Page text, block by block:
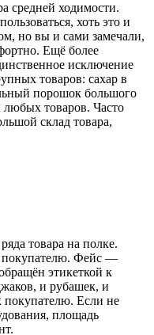
средней ходимости.
хоть это и
но вы и сами замечали,
Ещё более
исключение
товаров: сахар в
порошок большого
товаров. Часто
склад товара,
товара на полке.
покупателю. Фейс —
этикеткой к
и рубашек, и
Если не
площадь